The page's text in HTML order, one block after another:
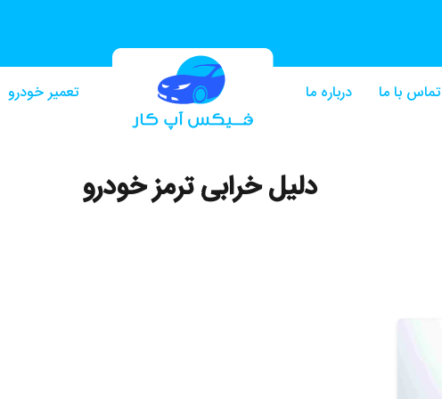
تماس با ما درباره ما تعمیر خودرو
دلیل خرابی ترمز خودرو